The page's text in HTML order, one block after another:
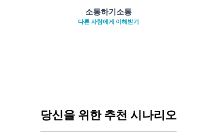
소통하기소통
다른 사람에게 이해받기
당신을 위한 추천 시나리오